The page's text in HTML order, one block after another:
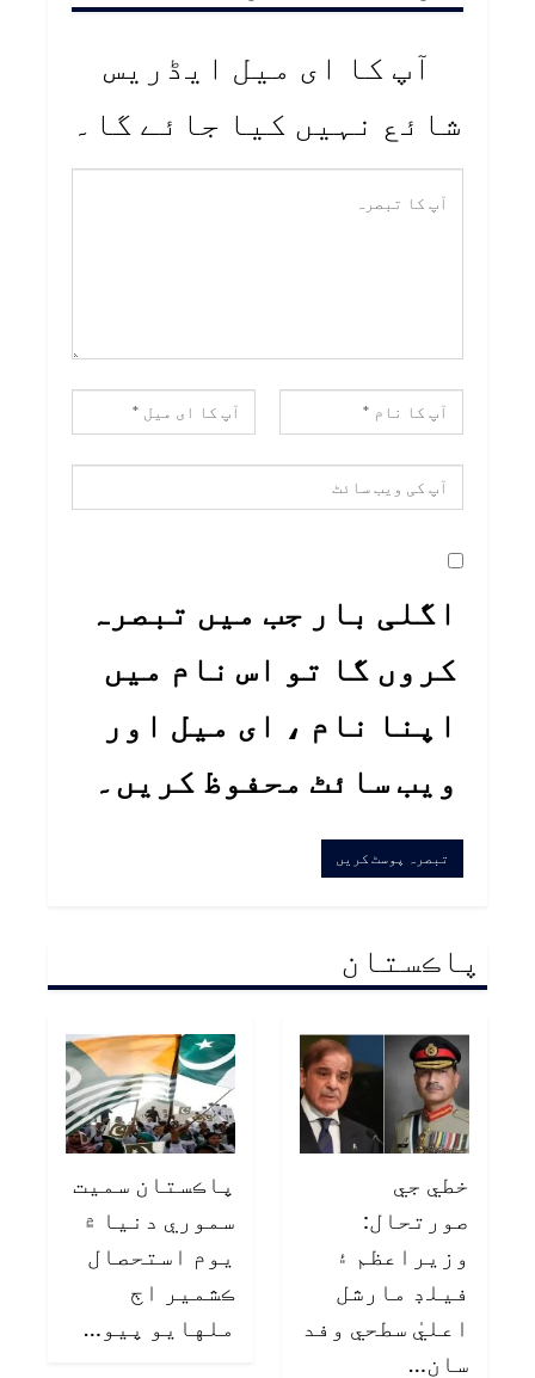
آپ کا ای میل ایڈریس
شائع نہیں کیا جائے گا۔
اگلی بار جب میں تبصرہ
کروں گا تو اس نام میں
اپنا نام ، ای میل اور
ویب سائٹ محفوظ کریں۔
پاڪستان
خطي جي
صورتحال:
وزيراعظم ۽
فيلڊ مارشل
اعليٰ سطحي وفد
سان…
پاڪستان سميت
سموري دنيا ۾
يوم استحصال
ڪشمير اڄ
ملهايو پيو…